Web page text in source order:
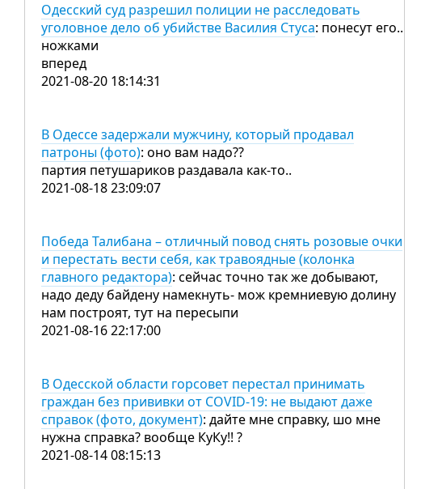
Одесский суд разрешил полиции не расследовать
уголовное дело об убийстве Василия Стуса: понесут его..
ножками
вперед
2021-08-20 18:14:31
В Одессе задержали мужчину, который продавал
патроны (фото): оно вам надо??
партия петушариков раздавала как-то..
2021-08-18 23:09:07
Победа Талибана – отличный повод снять розовые очки
и перестать вести себя, как травоядные (колонка
главного редактора): сейчас точно так же добывают,
надо деду байдену намекнуть- мож кремниевую долину
нам построят, тут на пересыпи
2021-08-16 22:17:00
В Одесской области горсовет перестал принимать
граждан без прививки от COVID-19: не выдают даже
справок (фото, документ): дайте мне справку, шо мне
нужна справка? вообще КуКу!! ?
2021-08-14 08:15:13